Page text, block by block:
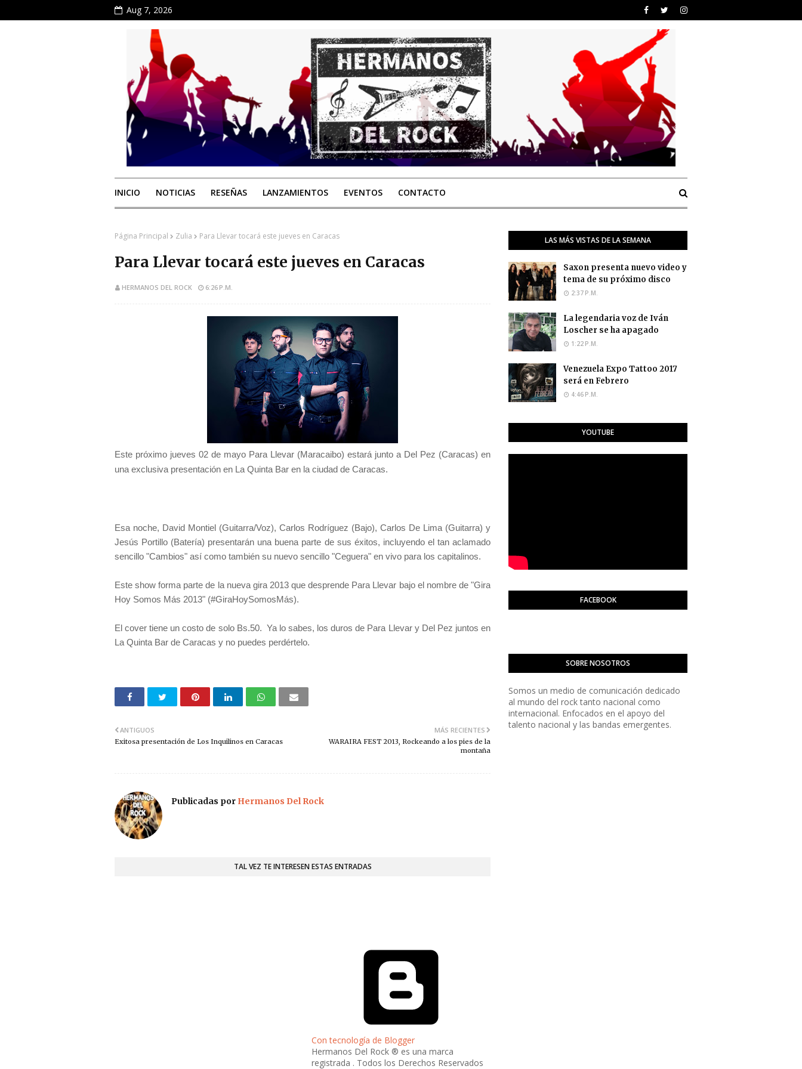
Aug 7, 2026
INICIO NOTICIAS RESEÑAS LANZAMIENTOS EVENTOS CONTACTO
Página Principal Zulia Para Llevar tocará este jueves en Caracas
Para Llevar tocará este jueves en Caracas
HERMANOS DEL ROCK 6:26 P.M.
Este próximo jueves 02 de mayo Para Llevar (Maracaibo) estará junto a Del Pez (Caracas) en
una exclusiva presentación en La Quinta Bar en la ciudad de Caracas.
Esa noche, David Montiel (Guitarra/Voz), Carlos Rodríguez (Bajo), Carlos De Lima (Guitarra) y
Jesús Portillo (Batería) presentarán una buena parte de sus éxitos, incluyendo el tan aclamado
sencillo "Cambios" así como también su nuevo sencillo "Ceguera" en vivo para los capitalinos.
Este show forma parte de la nueva gira 2013 que desprende Para Llevar bajo el nombre de "Gira
Hoy Somos Más 2013" (#GiraHoySomosMás).
El cover tiene un costo de solo Bs.50. Ya lo sabes, los duros de Para Llevar y Del Pez juntos en
La Quinta Bar de Caracas y no puedes perdértelo.
MÁS RECIENTES
WARAIRA FEST 2013, Rockeando a los pies de la
montaña
ANTIGUOS
Exitosa presentación de Los Inquilinos en Caracas
Publicadas por Hermanos Del Rock
TAL VEZ TE INTERESEN ESTAS ENTRADAS
LAS MÁS VISTAS DE LA SEMANA
Saxon presenta nuevo video y
tema de su próximo disco
2:37 P.M.
La legendaria voz de Iván
Loscher se ha apagado
1:22 P.M.
Venezuela Expo Tattoo 2017
será en Febrero
4:46 P.M.
YOUTUBE
FACEBOOK
SOBRE NOSOTROS
Somos un medio de comunicación dedicado
al mundo del rock tanto nacional como
internacional. Enfocados en el apoyo del
talento nacional y las bandas emergentes.
Con tecnología de Blogger
Hermanos Del Rock ® es una marca
registrada . Todos los Derechos Reservados